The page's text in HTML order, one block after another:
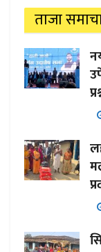
ताजा